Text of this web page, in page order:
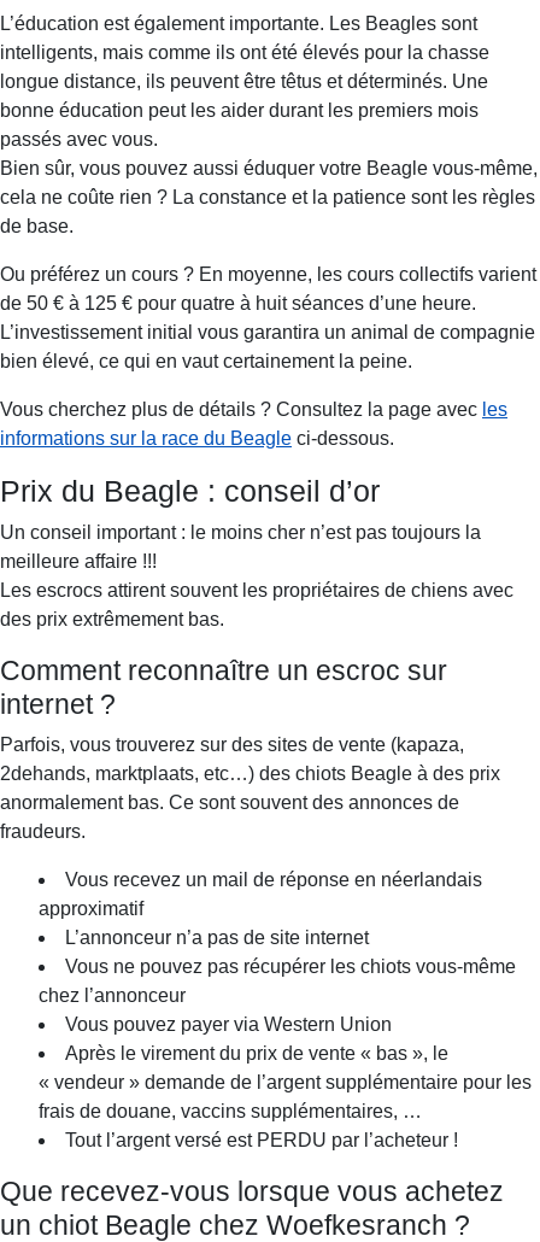
L’éducation est également importante. Les Beagles sont
intelligents, mais comme ils ont été élevés pour la chasse
longue distance, ils peuvent être têtus et déterminés. Une
bonne éducation peut les aider durant les premiers mois
passés avec vous.
Bien sûr, vous pouvez aussi éduquer votre Beagle vous-même,
cela ne coûte rien ? La constance et la patience sont les règles
de base.
Ou préférez un cours ? En moyenne, les cours collectifs varient
de 50 € à 125 € pour quatre à huit séances d’une heure.
L’investissement initial vous garantira un animal de compagnie
bien élevé, ce qui en vaut certainement la peine.
Vous cherchez plus de détails ? Consultez la page avec les
informations sur la race du Beagle ci-dessous.
Prix du Beagle : conseil d’or
Un conseil important : le moins cher n’est pas toujours la
meilleure affaire !!!
Les escrocs attirent souvent les propriétaires de chiens avec
des prix extrêmement bas.
Comment reconnaître un escroc sur
internet ?
Parfois, vous trouverez sur des sites de vente (kapaza,
2dehands, marktplaats, etc…) des chiots Beagle à des prix
anormalement bas. Ce sont souvent des annonces de
fraudeurs.
Vous recevez un mail de réponse en néerlandais
approximatif
L’annonceur n’a pas de site internet
Vous ne pouvez pas récupérer les chiots vous-même
chez l’annonceur
Vous pouvez payer via Western Union
Après le virement du prix de vente « bas », le
« vendeur » demande de l’argent supplémentaire pour les
frais de douane, vaccins supplémentaires, …
Tout l’argent versé est PERDU par l’acheteur !
Que recevez-vous lorsque vous achetez
un chiot Beagle chez Woefkesranch ?